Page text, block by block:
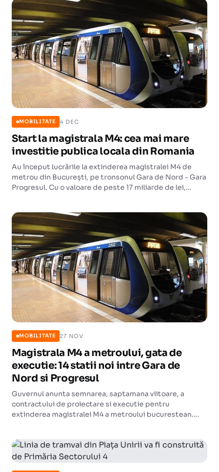
MOBILITATE 4 DEC
Start la magistrala M4: cea mai mare
investitie publica locala din Romania
Au început lucrările la extinderea magistralei M4 de
metrou din București, pe tronsonul Gara de Nord - Gara
Progresul. Cu o valoare de peste 17 miliarde de lei,
MOBILITATE 27 NOV
Magistrala M4 a metroului, gata de
executie: 14 statii noi intre Gara de
Nord si Progresul
Guvernul anunta semnarea, saptamana viitoare, a
contractului de proiectare si executie pentru
extinderea magistralei M4 a metroului bucurestean.
executie de 50 de luni.